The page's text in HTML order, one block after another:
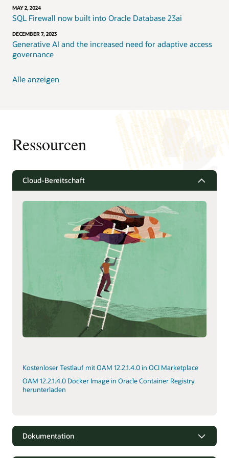
MAY 2, 2024
SQL Firewall now built into Oracle Database 23ai
DECEMBER 7, 2023
Generative AI and the increased need for adaptive access
governance
Alle anzeigen
Ressourcen
Cloud-Bereitschaft
Kostenloser Testlauf mit OAM 12.2.1.4.0 in OCI Marketplace
OAM 12.2.1.4.0 Docker Image in Oracle Container Registry
herunterladen
Dokumentation